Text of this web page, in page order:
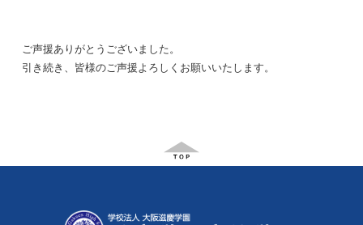
ご声援ありがとうございました。
引き続き、皆様のご声援よろしくお願いいたします。